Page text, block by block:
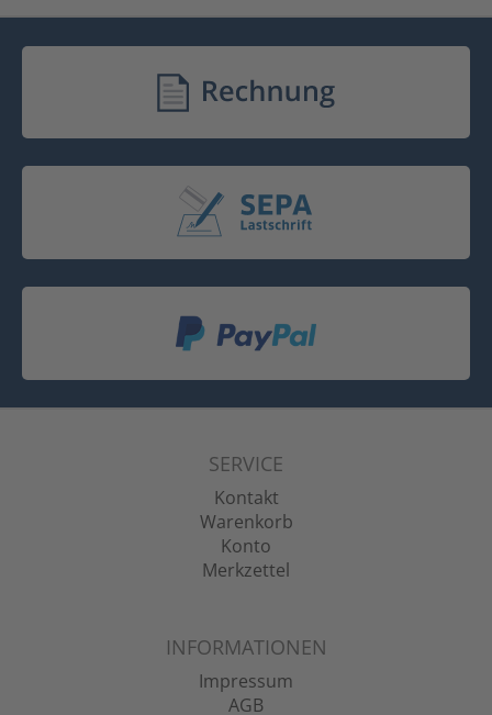
SERVICE
Kontakt
Warenkorb
Konto
Merkzettel
INFORMATIONEN
Impressum
AGB